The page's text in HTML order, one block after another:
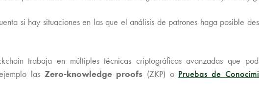
si hay situaciones en las que el análisis de patrones haga posible
trabaja en múltiples técnicas criptográficas avanzadas que
las Zero-knowledge proofs (ZKP) o Pruebas de